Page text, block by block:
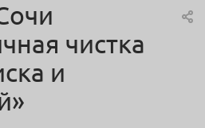
чистка
и